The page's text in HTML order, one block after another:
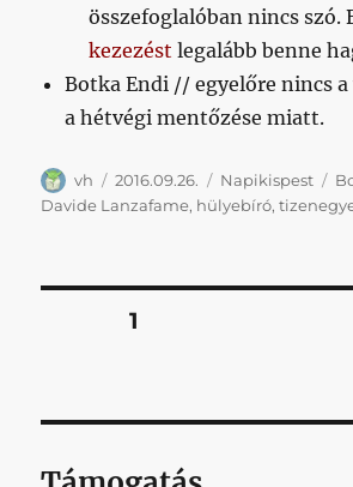
összefoglalóban nincs szó.
kezezést legalább benne
Botka Endi // egyelőre nincs
a hétvégi mentőzése miatt.
Szerző
vh Közzétéve
2016.09.26. Kategória
Napikispest
Davide Lanzafame, hülyebíró,
Bejegyzések
OLDAL1